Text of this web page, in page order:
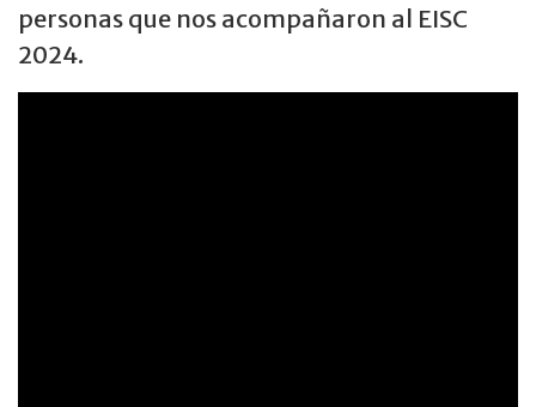
personas que nos acompañaron al EISC
2024.